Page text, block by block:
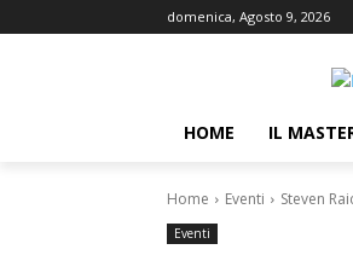
domenica, Agosto 9, 2026
HOME IL
Home Eventi Steven
Eventi